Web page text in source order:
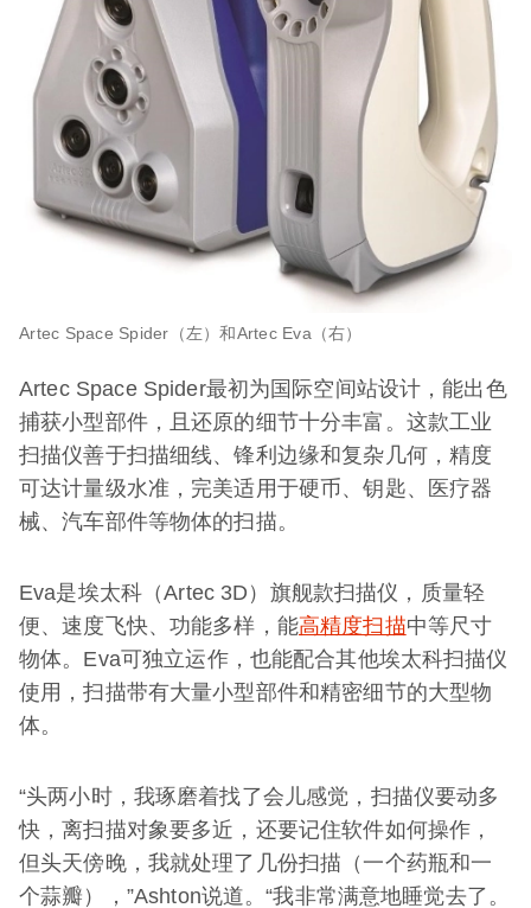
Artec Space Spider（左）和Artec Eva（右）
Artec Space Spider最初为国际空间站设计，能出色
捕获小型部件，且还原的细节十分丰富。这款工业
扫描仪善于扫描细线、锋利边缘和复杂几何，精度
可达计量级水准，完美适用于硬币、钥匙、医疗器
械、汽车部件等物体的扫描。
Eva是埃太科（Artec 3D）旗舰款扫描仪，质量轻
便、速度飞快、功能多样，能高精度扫描中等尺寸
物体。Eva可独立运作，也能配合其他埃太科扫描仪
使用，扫描带有大量小型部件和精密细节的大型物
体。
“头两小时，我琢磨着找了会儿感觉，扫描仪要动多
快，离扫描对象要多近，还要记住软件如何操作，
但头天傍晚，我就处理了几份扫描（一个药瓶和一
个蒜瓣），”Ashton说道。“我非常满意地睡觉去了。